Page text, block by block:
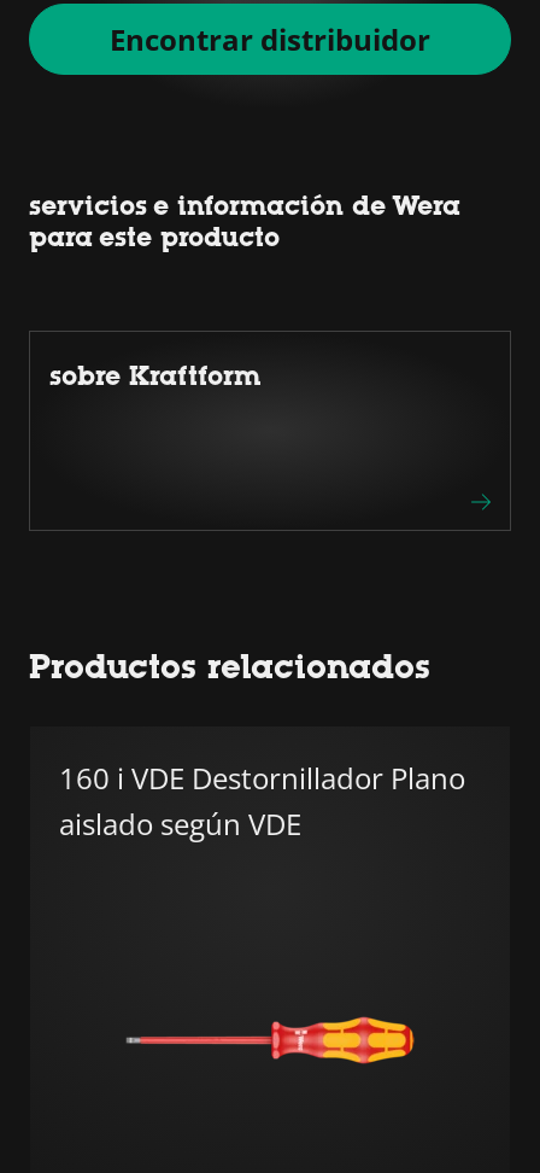
Encontrar distribuidor
servicios e información de Wera
para este producto
sobre Kraftform
Productos relacionados
160 i VDE Destornillador Plano
aislado según VDE